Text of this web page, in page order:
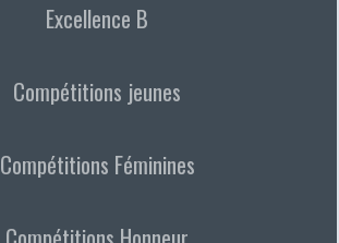
Excellence B
Compétitions jeunes
Compétitions Féminines